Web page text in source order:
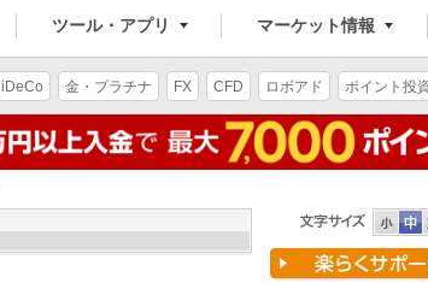
ツール・アプリ マーケット情報
iDeCo 金・プラチナ FX CFD ロボアド ポイント投